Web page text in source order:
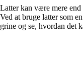
Latter kan være mere end
Ved at bruge latter som
grine og se, hvordan det